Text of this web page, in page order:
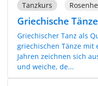
Tanzkurs
Griechische Tänze
Griechischer Tanz als
griechischen Tänze mit
Jahren zeichnen sich
und weiche, de...